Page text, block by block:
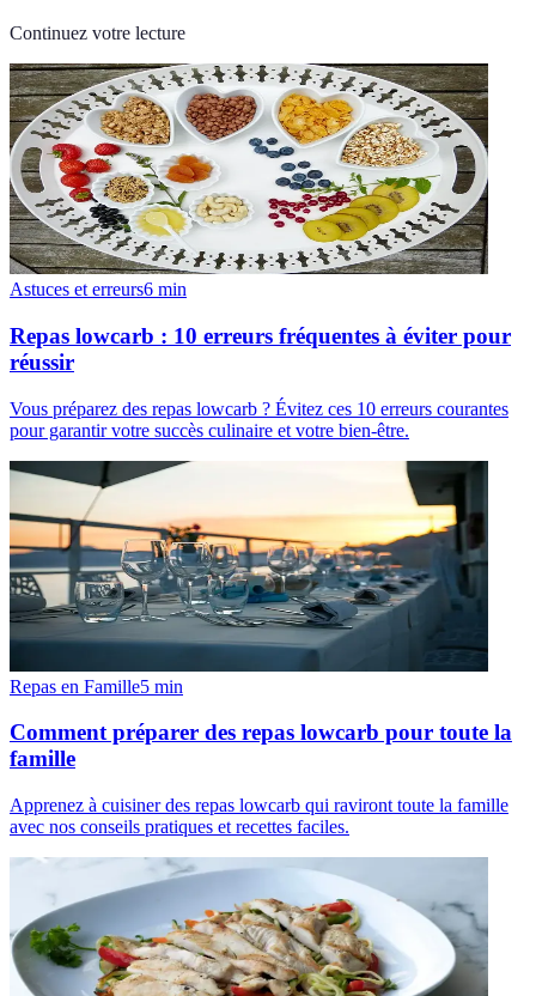
Continuez votre lecture
Astuces et erreurs6 min
Repas lowcarb : 10 erreurs fréquentes à éviter pour
réussir
Vous préparez des repas lowcarb ? Évitez ces 10 erreurs courantes
pour garantir votre succès culinaire et votre bien-être.
Repas en Famille5 min
Comment préparer des repas lowcarb pour toute la
famille
Apprenez à cuisiner des repas lowcarb qui raviront toute la famille
avec nos conseils pratiques et recettes faciles.